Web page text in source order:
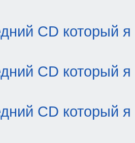
CD который я
CD который я
CD который я